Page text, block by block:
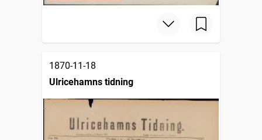
1870-11-18
Ulricehamns tidning